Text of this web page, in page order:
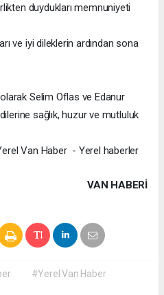
duydukları memnuniyeti
ve iyi dileklerin ardından sona
Selim Oflas ve Edanur
sağlık, huzur ve mutluluk
Van Haber - Yerel haberler
VAN HABERİ
#Yerel Van Haber